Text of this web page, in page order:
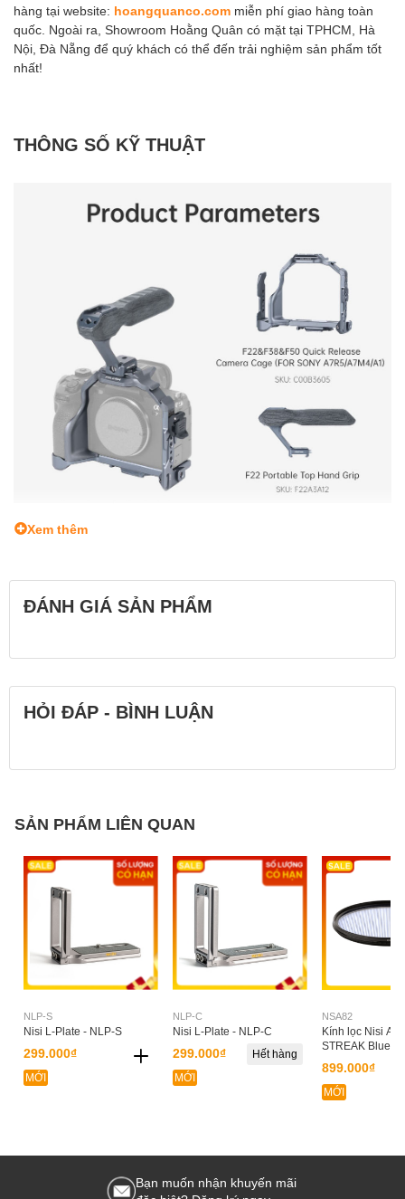
hàng tại website: hoangquanco.com miễn phí giao hàng toàn
quốc. Ngoài ra, Showroom Hoằng Quân có mặt tại TPHCM, Hà
Nội, Đà Nẵng để quý khách có thể đến trải nghiệm sản phẩm tốt
nhất!
THÔNG SỐ KỸ THUẬT
Xem thêm
ĐÁNH GIÁ SẢN PHẨM
HỎI ĐÁP - BÌNH LUẬN
SẢN PHẨM LIÊN QUAN
NLP-S
Nisi L-Plate - NLP-S
299.000₫
MỚI
NLP-C
Nisi L-Plate - NLP-C
299.000₫
Hết hàng
MỚI
NSA82
Kính lọc Nisi
STREAK Blue
899.000₫
MỚI
Bạn muốn nhận khuyến mãi